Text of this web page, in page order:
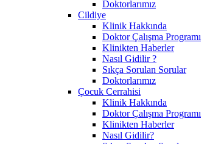
Doktorlarımız
Cildiye
Klinik Hakkında
Doktor Çalışma Programı
Klinikten Haberler
Nasıl Gidilir ?
Sıkça Sorulan Sorular
Doktorlarımız
Çocuk Cerrahisi
Klinik Hakkında
Doktor Çalışma Programı
Klinikten Haberler
Nasıl Gidilir?